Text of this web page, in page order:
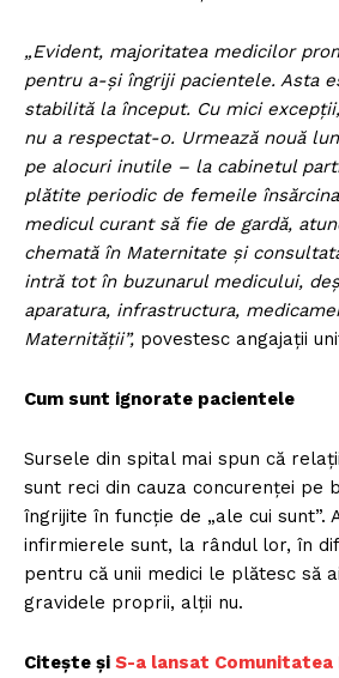
„Evident, majoritatea medicilor
pentru a-și îngriji pacientele. Asta
stabilită la început. Cu mici
nu a respectat-o. Urmează nouă
pe alocuri inutile – la cabinetul
plătite periodic de femeile
medicul curant să fie de gardă,
chemată în Maternitate și
intră tot în buzunarul medicului,
aparatura, infrastructura,
Maternității”, povestesc angajații
Cum sunt ignorate pacientele
Sursele din spital mai spun că
sunt reci din cauza concurenței pe
îngrijite în funcție de „ale cui sunt”.
infirmierele sunt, la rândul lor, în
pentru că unii medici le plătesc să
gravidele proprii, alții nu.
Citește și S-a lansat Comunitatea